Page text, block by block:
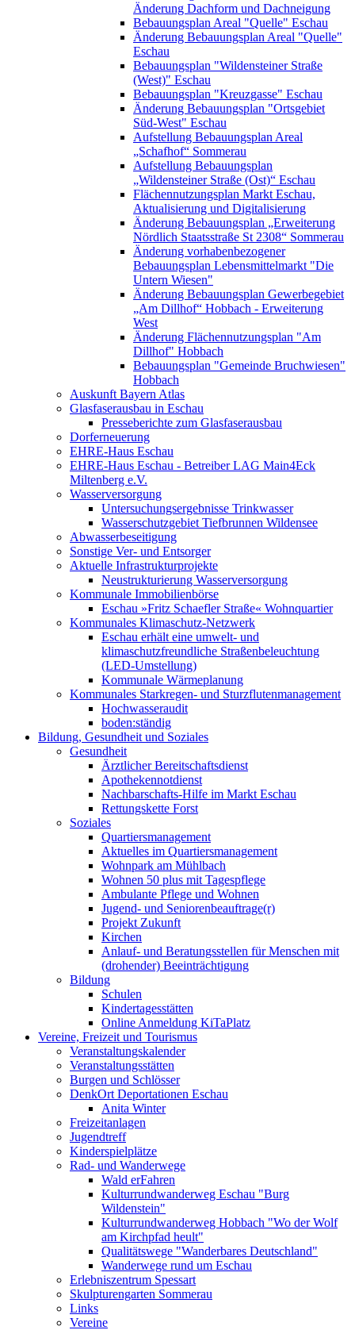
Änderung Dachform und Dachneigung
Bebauungsplan Areal "Quelle" Eschau
Änderung Bebauungsplan Areal "Quelle"
Eschau
Bebauungsplan "Wildensteiner Straße
(West)" Eschau
Bebauungsplan "Kreuzgasse" Eschau
Änderung Bebauungsplan "Ortsgebiet
Süd-West" Eschau
Aufstellung Bebauungsplan Areal
„Schafhof“ Sommerau
Aufstellung Bebauungsplan
„Wildensteiner Straße (Ost)“ Eschau
Flächennutzungsplan Markt Eschau,
Aktualisierung und Digitalisierung
Änderung Bebauungsplan „Erweiterung
Nördlich Staatsstraße St 2308“ Sommerau
Änderung vorhabenbezogener
Bebauungsplan Lebensmittelmarkt "Die
Untern Wiesen"
Änderung Bebauungsplan Gewerbegebiet
„Am Dillhof“ Hobbach - Erweiterung
West
Änderung Flächennutzungsplan "Am
Dillhof" Hobbach
Bebauungsplan "Gemeinde Bruchwiesen"
Hobbach
Auskunft Bayern Atlas
Glasfaserausbau in Eschau
Presseberichte zum Glasfaserausbau
Dorferneuerung
EHRE-Haus Eschau
EHRE-Haus Eschau - Betreiber LAG Main4Eck
Miltenberg e.V.
Wasserversorgung
Untersuchungsergebnisse Trinkwasser
Wasserschutzgebiet Tiefbrunnen Wildensee
Abwasserbeseitigung
Sonstige Ver- und Entsorger
Aktuelle Infrastrukturprojekte
Neustrukturierung Wasserversorgung
Kommunale Immobilienbörse
Eschau »Fritz Schaefler Straße« Wohnquartier
Kommunales Klimaschutz-Netzwerk
Eschau erhält eine umwelt- und
klimaschutzfreundliche Straßenbeleuchtung
(LED-Umstellung)
Kommunale Wärmeplanung
Kommunales Starkregen- und Sturzflutenmanagement
Hochwasseraudit
boden:ständig
Bildung, Gesundheit und Soziales
Gesundheit
Ärztlicher Bereitschaftsdienst
Apothekennotdienst
Nachbarschafts-Hilfe im Markt Eschau
Rettungskette Forst
Soziales
Quartiersmanagement
Aktuelles im Quartiersmanagement
Wohnpark am Mühlbach
Wohnen 50 plus mit Tagespflege
Ambulante Pflege und Wohnen
Jugend- und Seniorenbeauftrage(r)
Projekt Zukunft
Kirchen
Anlauf- und Beratungsstellen für Menschen mit
(drohender) Beeinträchtigung
Bildung
Schulen
Kindertagesstätten
Online Anmeldung KiTaPlatz
Vereine, Freizeit und Tourismus
Veranstaltungskalender
Veranstaltungsstätten
Burgen und Schlösser
DenkOrt Deportationen Eschau
Anita Winter
Freizeitanlagen
Jugendtreff
Kinderspielplätze
Rad- und Wanderwege
Wald erFahren
Kulturrundwanderweg Eschau "Burg
Wildenstein"
Kulturrundwanderweg Hobbach "Wo der Wolf
am Kirchpfad heult"
Qualitätswege "Wanderbares Deutschland"
Wanderwege rund um Eschau
Erlebniszentrum Spessart
Skulpturengarten Sommerau
Links
Vereine